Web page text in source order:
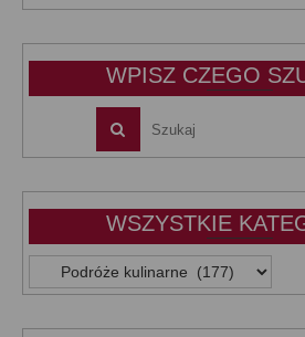
wynosiła:wynosi:
WPISZ CZEGO
WSZYSTKIE
WSZYSTKIE
KATEGORIE: